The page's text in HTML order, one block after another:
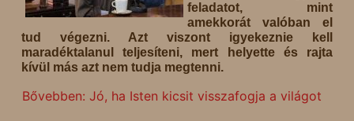
feladatot, mint
amekkorát valóban el
tud végezni. Azt viszont igyekeznie kell
maradéktalanul teljesíteni, mert helyette és rajta
kívül más azt nem tudja megtenni.
Bővebben: Jó, ha Isten kicsit visszafogja a világot